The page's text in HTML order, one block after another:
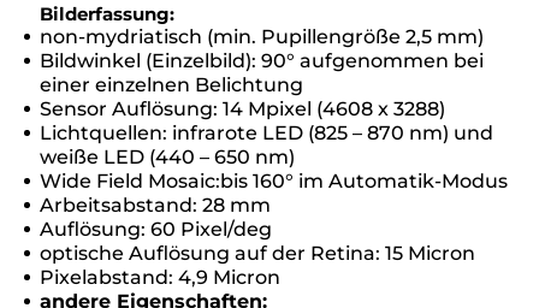
Bilderfassung:
non-mydriatisch (min. Pupillengröße 2,5 mm)
Bildwinkel (Einzelbild): 90° aufgenommen bei
einer einzelnen Belichtung
Sensor Auflösung: 14 Mpixel (4608 x 3288)
Lichtquellen: infrarote LED (825 – 870 nm) und
weiße LED (440 – 650 nm)
Wide Field Mosaic:bis 160° im Automatik-Modus
Arbeitsabstand: 28 mm
Auflösung: 60 Pixel/deg
optische Auflösung auf der Retina: 15 Micron
Pixelabstand: 4,9 Micron
andere Eigenschaften: